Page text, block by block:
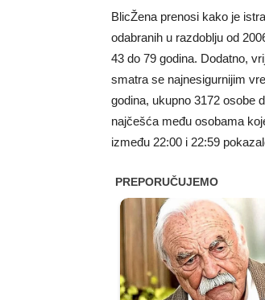
BlicŽena prenosi kako je
odabranih u razdoblju od
43 do 79 godina. Dodatno,
smatra se najnesigurnijim
godina, ukupno 3172 osobe
najčešća među osobama
između 22:00 i 22:59